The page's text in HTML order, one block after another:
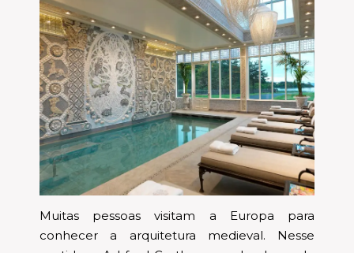
Muitas pessoas visitam a Europa para
conhecer a arquitetura medieval. Nesse